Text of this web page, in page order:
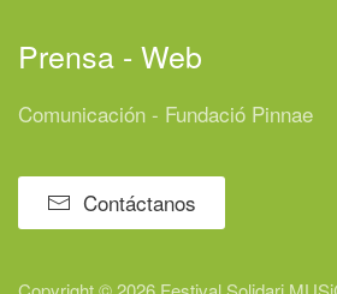
Prensa - Web
Comunicación - Fundació Pinnae
Contáctanos